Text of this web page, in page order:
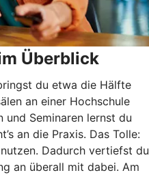
Überblick
du etwa die Hälfte
an einer Hochschule
und Seminaren lernst du
an die Praxis. Das Tolle:
Dadurch vertiefst du
an überall mit dabei. Am